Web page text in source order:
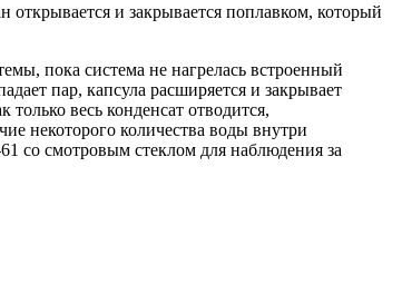
открывается и закрывается поплавком, который
пока система не нагрелась встроенный
пар, капсула расширяется и закрывает
весь конденсат отводится,
некоторого количества воды внутри
со смотровым стеклом для наблюдения за